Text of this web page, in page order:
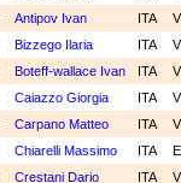
Antipov Ivan ITA
Bizzego Ilaria ITA
Boteff-wallace Ivan ITA
Caiazzo Giorgia ITA
Carpano Matteo ITA
Chiarelli Massimo ITA
Crestani Dario ITA